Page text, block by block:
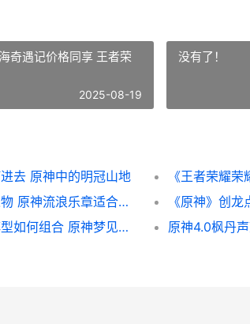
奇遇记价格同享 王者荣
2025-08-19
没有了！
去 原神中的明冠山地
原神流浪乐章适合啥子人物 原神流浪乐章适合玛拉妮吗
《原神》创
原神梦见月瑞希扩散流阵型如何组合 原神梦见月瑞希强度如何
原神4.0枫丹